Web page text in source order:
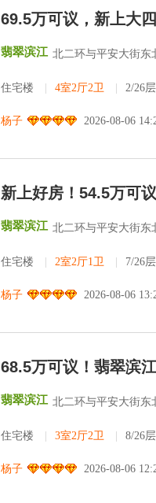
69.5万可议，新上大
翡翠滨江 北二环与平安大街东
住宅楼 4室2厅2卫 2/26层
杨子 2026-08-06
新上好房！54.5万可
翡翠滨江 北二环与平安大街东
住宅楼 2室2厅1卫 7/26层
杨子 2026-08-06
68.5万可议！翡翠滨
翡翠滨江 北二环与平安大街东
住宅楼 3室2厅2卫 8/26层
杨子 2026-08-06